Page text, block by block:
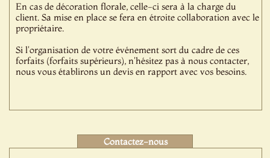
En cas de décoration florale, celle-ci sera à la charge du
client. Sa mise en place se fera en étroite collaboration avec le
propriétaire.
Si l'organisation de votre événement sort du cadre de ces
forfaits (forfaits supérieurs), n'hésitez pas à nous contacter,
nous vous établirons un devis en rapport avec vos besoins.
Contactez-nous